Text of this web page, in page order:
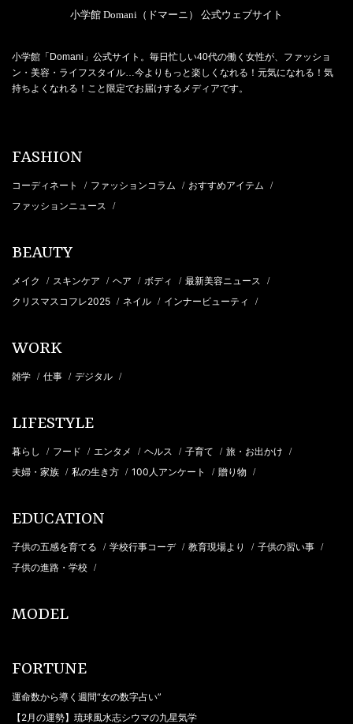
小学館 Domani（ドマーニ） 公式ウェブサイト
小学館「Domani」公式サイト。毎日忙しい40代の働く女性が、ファッショ
ン・美容・ライフスタイル…今よりもっと楽しくなれる！元気になれる！気
持ちよくなれる！こと限定でお届けするメディアです。
FASHION
コーディネート / ファッションコラム / おすすめアイテム /
ファッションニュース /
BEAUTY
メイク / スキンケア / ヘア / ボディ / 最新美容ニュース /
クリスマスコフレ2025 / ネイル / インナービューティ /
WORK
雑学 / 仕事 / デジタル /
LIFESTYLE
暮らし / フード / エンタメ / ヘルス / 子育て / 旅・お出かけ /
夫婦・家族 / 私の生き方 / 100人アンケート / 贈り物 /
EDUCATION
子供の五感を育てる / 学校行事コーデ / 教育現場より / 子供の習い事 /
子供の進路・学校 /
MODEL
FORTUNE
運命数から導く週間“女の数字占い”
【2月の運勢】琉球風水志シウマの九星気学